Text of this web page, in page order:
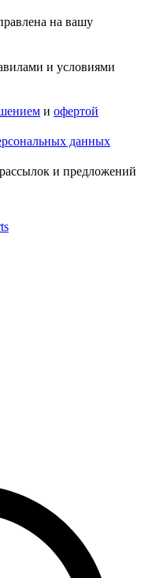
на вашу
и условиями
и офертой
данных
и предложений